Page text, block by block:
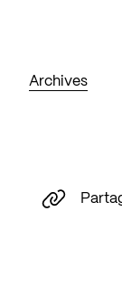
Archives